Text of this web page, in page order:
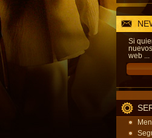
Si
web ...